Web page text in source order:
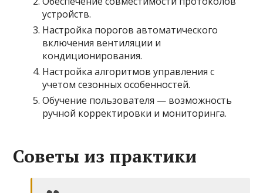
устройств.
Настройка порогов автоматического
включения вентиляции и
кондиционирования.
Настройка алгоритмов управления с
учетом сезонных особенностей.
Обучение пользователя — возможность
ручной корректировки и мониторинга.
Советы из практики